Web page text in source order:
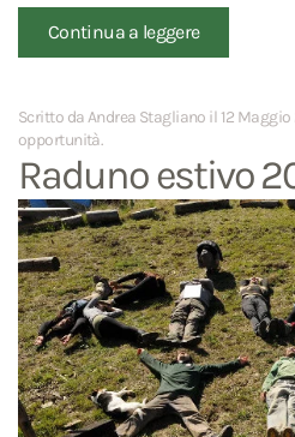
Continua a leggere
Scritto da Andrea Stagliano il 12 Maggio
opportunità.
Raduno estivo